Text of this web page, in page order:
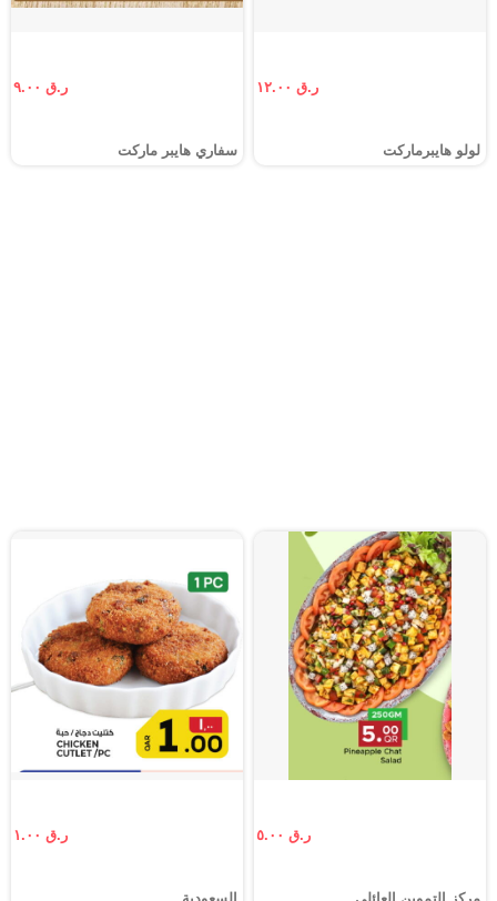
ر.ق ١٢.٠٠
لولو هايبرماركت
ر.ق ٩.٠٠
سفاري هايبر ماركت
ر.ق ٥.٠٠ ر.ق ١.٠٠